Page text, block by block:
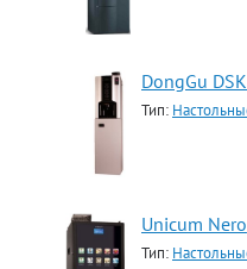
DongGu
Тип:
Unicum Nero
Тип: